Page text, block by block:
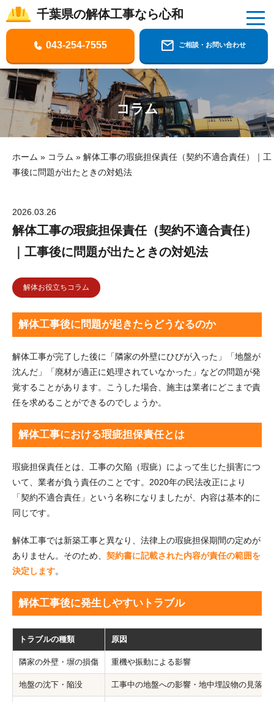
千葉県の解体工事なら心和
千葉県の解体工事なら株式会社心和
043-254-7555 ご相談・お問い合わせ
コラム
ホーム » コラム » 解体工事の瑕疵担保責任（契約不適合責任）｜工
事後に問題が出たときの対処法
2026.03.26
解体工事の瑕疵担保責任（契約不適合責任）
｜工事後に問題が出たときの対処法
解体お役立ちコラム
解体工事後に問題が起きたらどうなるのか
解体工事が完了した後に「隣家の外壁にひびが入った」「地盤が
沈んだ」「廃材が適正に処理されていなかった」などの問題が発
覚することがあります。こうした場合、施主は業者にどこまで責
任を求めることができるのでしょうか。
解体工事における瑕疵担保責任とは
瑕疵担保責任とは、工事の欠陥（瑕疵）によって生じた損害につ
いて、業者が負う責任のことです。2020年の民法改正により
「契約不適合責任」という名称になりましたが、内容は基本的に
同じです。
解体工事では新築工事と異なり、法律上の瑕疵担保期間の定めが
ありません。そのため、 契約書に記載された内容が責任の範囲を
決定します。
解体工事後に発生しやすいトラブル
トラブルの種類 原因
隣家の外壁・塀の損傷 重機や振動による影響
地盤の沈下・陥没 工事中の地盤への影響・地中埋設物の見落と